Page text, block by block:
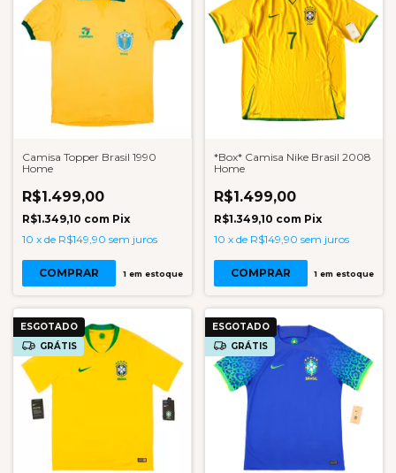
Camisa Topper Brasil 1990
Home
R$1.499,00
R$1.349,10 com Pix
10 x de R$149,90 sem juros
COMPRAR 1em estoque
*Box* Camisa Nike Brasil 2008
Home
R$1.499,00
R$1.349,10 com Pix
10 x de R$149,90 sem juros
COMPRAR 1 em estoque
ESGOTADO
GRÁTIS
ESGOTADO
GRÁTIS